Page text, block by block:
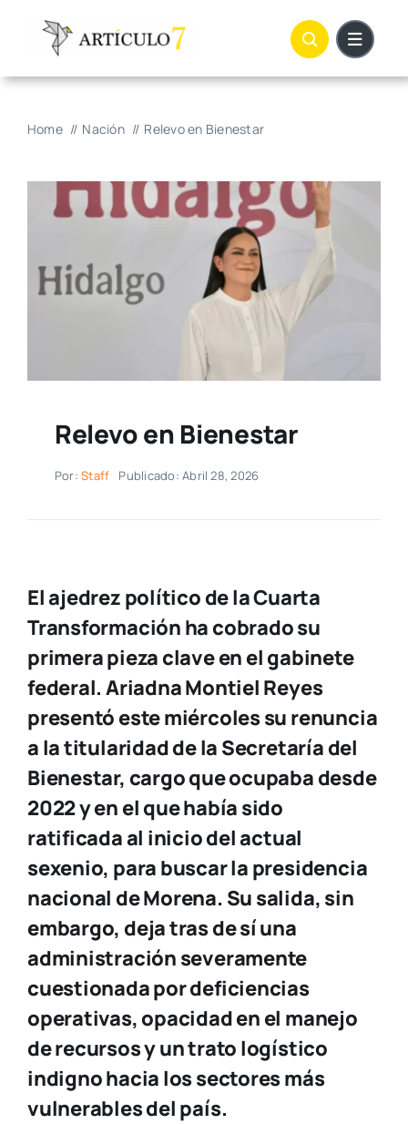
Home Nación Relevo en Bienestar
Relevo en Bienestar
Por:Staff Publicado: Abril 28, 2026
El ajedrez político de la Cuarta
Transformación ha cobrado su
primera pieza clave en el gabinete
federal. Ariadna Montiel Reyes
presentó este miércoles su renuncia
a la titularidad de la Secretaría del
Bienestar, cargo que ocupaba desde
2022 y en el que había sido
ratificada al inicio del actual
sexenio, para buscar la presidencia
nacional de Morena. Su salida, sin
embargo, deja tras de sí una
administración severamente
cuestionada por deficiencias
operativas, opacidad en el manejo
de recursos y un trato logístico
indigno hacia los sectores más
vulnerables del país.